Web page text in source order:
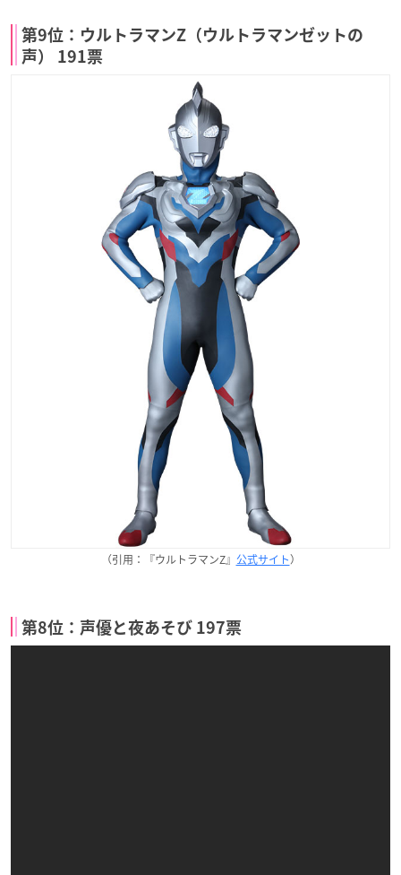
第9位：ウルトラマンZ（ウルトラマンゼットの
声） 191票
（引用：『ウルトラマンZ』 公式サイト）
第8位：声優と夜あそび 197票